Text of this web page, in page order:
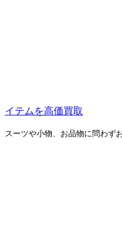
イテムを高価買取
スーツや小物、お品物に問わず